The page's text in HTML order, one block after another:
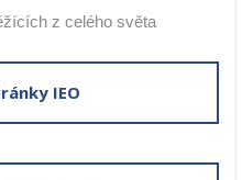
z celého světa
IEO